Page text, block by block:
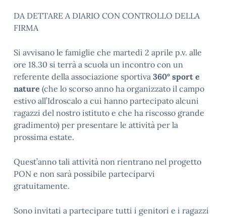
DA DETTARE A DIARIO CON CONTROLLO DELLA
FIRMA
Si avvisano le famiglie che martedì 2 aprile p.v. alle
ore 18.30 si terrà a scuola un incontro con un
referente della associazione sportiva 360° sport e
nature (che lo scorso anno ha organizzato il campo
estivo all’Idroscalo a cui hanno partecipato alcuni
ragazzi del nostro istituto e che ha riscosso grande
gradimento) per presentare le attività per la
prossima estate.
Quest’anno tali attività non rientrano nel progetto
PON e non sarà possibile parteciparvi
gratuitamente.
Sono invitati a partecipare tutti i genitori e i ragazzi